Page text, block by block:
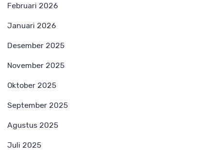
Februari 2026
Januari 2026
Desember 2025
November 2025
Oktober 2025
September 2025
Agustus 2025
Juli 2025